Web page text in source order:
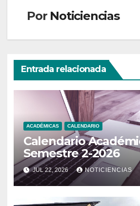
Por Noticiencias
Entrada relacionada
ACADÉMICAS CALENDARIO
Calendario
Semestre 2-2026
JUL 22, 2026 NOTICIENCIAS